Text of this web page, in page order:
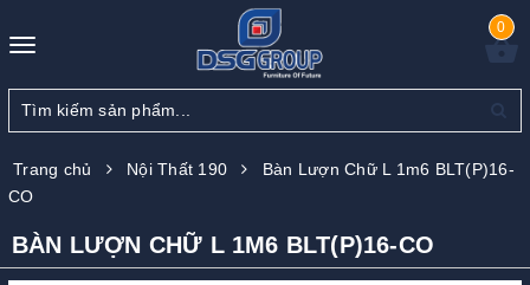
Toggle
0
Trang chủ Nội Thất 190
Bàn Lượn Chữ L 1m6 BLT(P)16-
CO
BÀN LƯỢN CHỮ L 1M6 BLT(P)16-CO